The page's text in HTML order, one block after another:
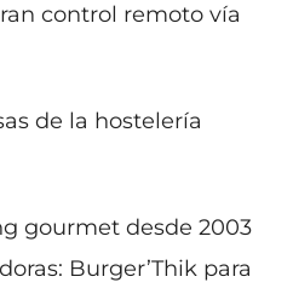
control remoto vía
de la hostelería
gourmet desde 2003
Burger’Thik para